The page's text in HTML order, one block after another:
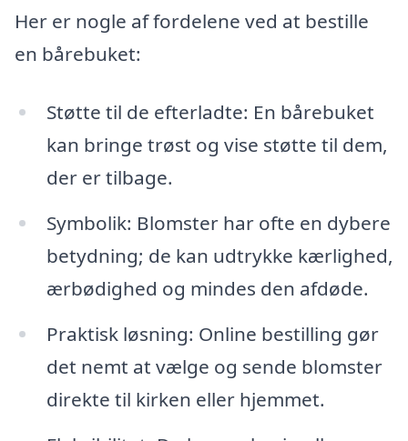
Her er nogle af fordelene ved at bestille
en bårebuket:
Støtte til de efterladte: En bårebuket
kan bringe trøst og vise støtte til dem,
der er tilbage.
Symbolik: Blomster har ofte en dybere
betydning; de kan udtrykke kærlighed,
ærbødighed og mindes den afdøde.
Praktisk løsning: Online bestilling gør
det nemt at vælge og sende blomster
direkte til kirken eller hjemmet.